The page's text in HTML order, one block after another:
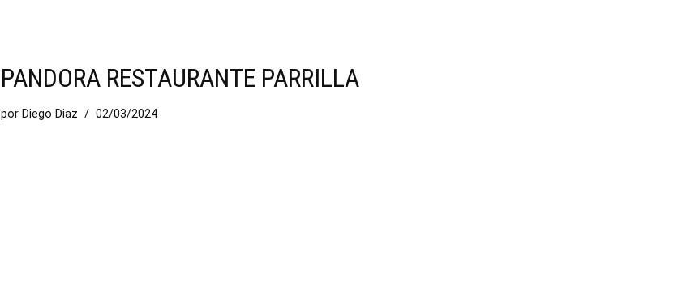
PANDORA RESTAURANTE PARRILLA
por Diego Diaz 02/03/2024